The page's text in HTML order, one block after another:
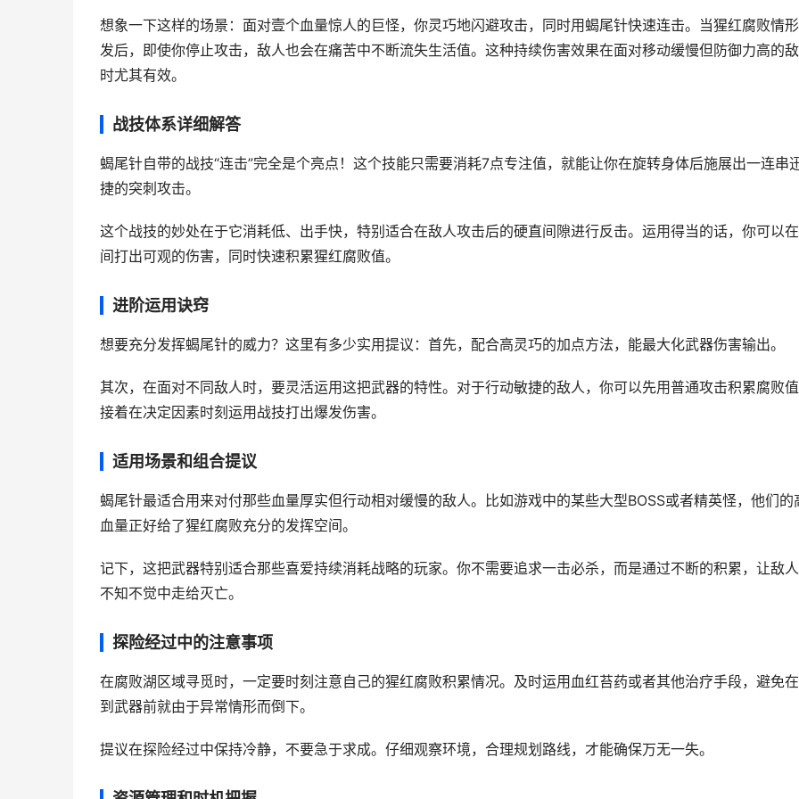
想象一下这样的场景：面对壹个血量惊人的巨怪，你灵巧地闪避攻击，同时用蝎尾针快速连击。当猩红腐败情
发后，即使你停止攻击，敌人也会在痛苦中不断流失生活值。这种持续伤害效果在面对移动缓慢但防御力高的
时尤其有效。
战技体系详细解答
蝎尾针自带的战技“连击”完全是个亮点！这个技能只需要消耗7点专注值，就能让你在旋转身体后施展出一连串
捷的突刺攻击。
这个战技的妙处在于它消耗低、出手快，特别适合在敌人攻击后的硬直间隙进行反击。运用得当的话，你可以
间打出可观的伤害，同时快速积累猩红腐败值。
进阶运用诀窍
想要充分发挥蝎尾针的威力？这里有多少实用提议：首先，配合高灵巧的加点方法，能最大化武器伤害输出。
其次，在面对不同敌人时，要灵活运用这把武器的特性。对于行动敏捷的敌人，你可以先用普通攻击积累腐败值
接着在决定因素时刻运用战技打出爆发伤害。
适用场景和组合提议
蝎尾针最适合用来对付那些血量厚实但行动相对缓慢的敌人。比如游戏中的某些大型BOSS或者精英怪，他们的
血量正好给了猩红腐败充分的发挥空间。
记下，这把武器特别适合那些喜爱持续消耗战略的玩家。你不需要追求一击必杀，而是通过不断的积累，让敌
不知不觉中走给灭亡。
探险经过中的注意事项
在腐败湖区域寻觅时，一定要时刻注意自己的猩红腐败积累情况。及时运用血红苔药或者其他治疗手段，避免
到武器前就由于异常情形而倒下。
提议在探险经过中保持冷静，不要急于求成。仔细观察环境，合理规划路线，才能确保万无一失。